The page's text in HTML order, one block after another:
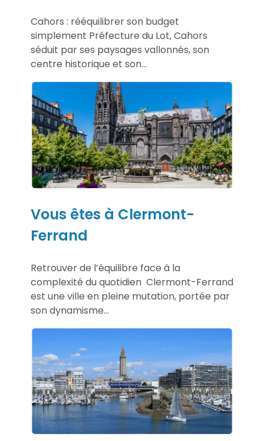
Cahors : rééquilibrer son budget
simplement Préfecture du Lot, Cahors
séduit par ses paysages vallonnés, son
centre historique et son...
Vous êtes à Clermont-
Ferrand
Retrouver de l’équilibre face à la
complexité du quotidien Clermont-Ferrand
est une ville en pleine mutation, portée par
son dynamisme...